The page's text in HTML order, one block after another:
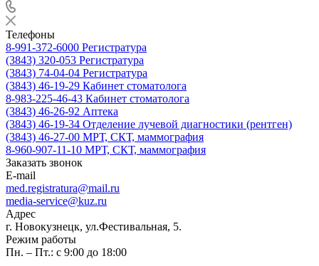
Телефоны
8-991-372-6000 Регистратура
(3843) 320-053 Регистратура
(3843) 74-04-04 Регистратура
(3843) 46-19-29 Кабинет стоматолога
8-983-225-46-43 Кабинет стоматолога
(3843) 46-26-92 Аптека
(3843) 46-19-34 Отделение лучевой диагностики (рентген)
(3843) 46-27-00 МРТ, СКТ, маммография
8-960-907-11-10 МРТ, СКТ, маммография
Заказать звонок
E-mail
med.registratura@mail.ru
media-service@kuz.ru
Адрес
г. Новокузнецк, ул.Фестивальная, 5.
Режим работы
Пн. – Пт.: с 9:00 до 18:00